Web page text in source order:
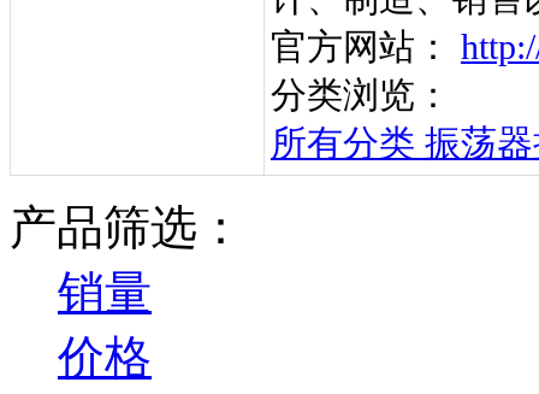
官方网站：
分类浏览：
所有分类 振荡
产品筛选：
销量
价格